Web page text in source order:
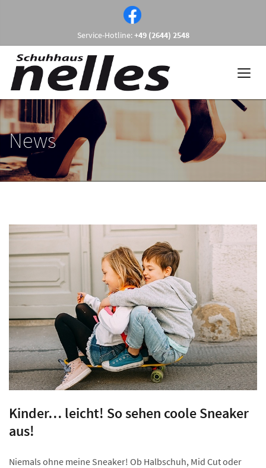
Service-Hotline:+49 (2644) 2548
News
Kinder… leicht! So sehen coole Sneaker
aus!
Niemals ohne meine Sneaker! Ob Halbschuh, Mid Cut oder